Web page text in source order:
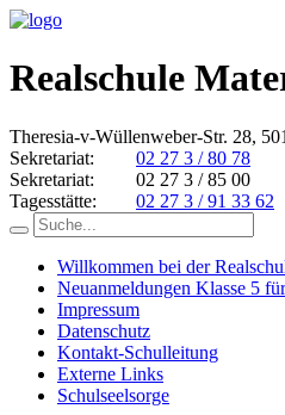
Realschule
Theresia-v-Wüllenweber-Str. 28,
Sekretariat:
02 27 3 / 80 78
Sekretariat:
02 27 3 / 85 00
Tagesstätte:
02 27 3 / 91 33 62
Willkommen bei der
Neuanmeldungen Klasse 5
Impressum
Datenschutz
Kontakt-Schulleitung
Externe Links
Schulseelsorge